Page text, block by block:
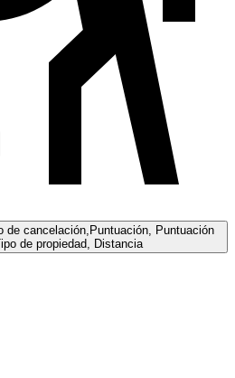
de cancelación,Puntuación, Puntuación
de propiedad, Distancia